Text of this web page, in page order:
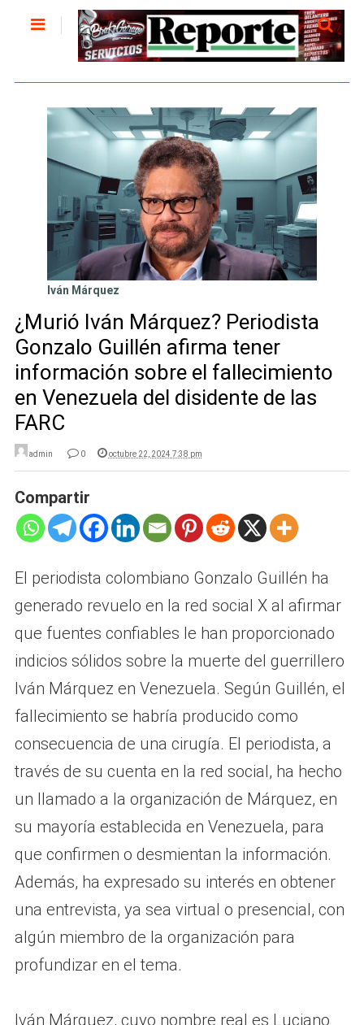
Iván Márquez
¿Murió Iván Márquez? Periodista
Gonzalo Guillén afirma tener
información sobre el fallecimiento
en Venezuela del disidente de las
FARC
admin 0 octubre 22, 2024 7:38 pm
Compartir
El periodista colombiano Gonzalo Guillén ha
generado revuelo en la red social X al afirmar
que fuentes confiables le han proporcionado
indicios sólidos sobre la muerte del guerrillero
Iván Márquez en Venezuela. Según Guillén, el
fallecimiento se habría producido como
consecuencia de una cirugía. El periodista, a
través de su cuenta en la red social, ha hecho
un llamado a la organización de Márquez, en
su mayoría establecida en Venezuela, para
que confirmen o desmientan la información.
Además, ha expresado su interés en obtener
una entrevista, ya sea virtual o presencial, con
algún miembro de la organización para
profundizar en el tema.
Iván Márquez, cuyo nombre real es Luciano